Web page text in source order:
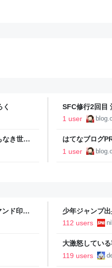
SFC修行2回目
しろく
1 user
なき世を
はてなブログ
しろく
1 user
ド印刷
少年ジャンプ
る。「ヘルニ
112 users
大激怒してい
Dreamed
119 users